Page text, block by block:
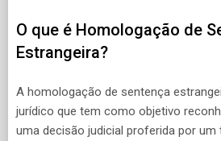
O que é Homologação de
Estrangeira?
A homologação de sentença
jurídico que tem como objetivo
uma decisão judicial proferida por um